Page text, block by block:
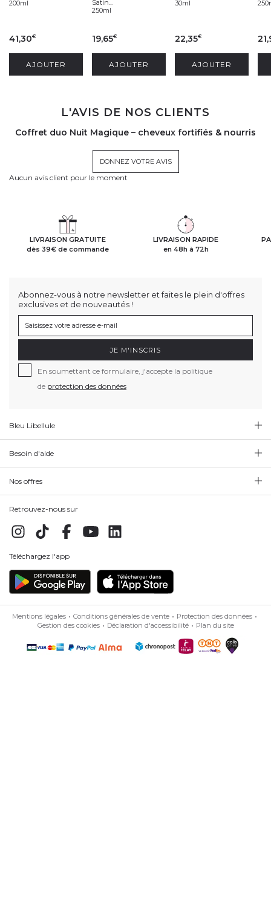
200ml
41,30€
AJOUTER
Satin...
250ml
19,65€
AJOUTER
30ml
22,35€
AJOUTER
L'AVIS DE NOS CLIENTS
Coffret duo Nuit Magique – cheveux fortifiés & nourris
DONNEZ VOTRE AVIS
Aucun avis client pour le moment
LIVRAISON GRATUITE
dès 39€ de commande
LIVRAISON RAPIDE
en 48h à 72h
Abonnez-vous à notre newsletter et faites le plein d'offres
exclusives et de nouveautés !
JE M'INSCRIS
En soumettant ce formulaire, j'accepte la politique
de protection des données
Bleu Libellule
Besoin d'aide
Nos offres
Retrouvez-nous sur
Téléchargez l'app
Mentions légales Conditions générales de vente
Protection des données
Gestion des cookies
Déclaration d'accessibilité Plan du site